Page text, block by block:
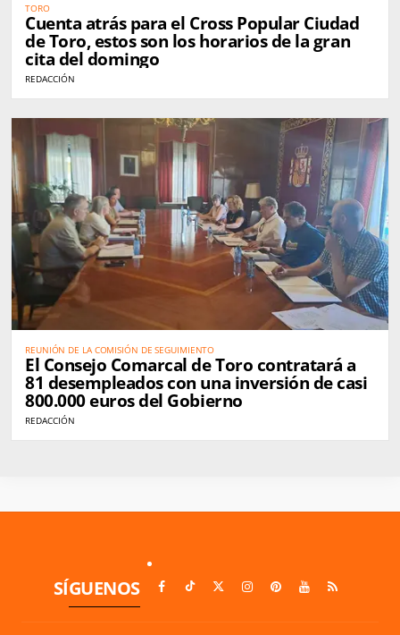
TORO
Cuenta atrás para el Cross Popular Ciudad
de Toro, estos son los horarios de la gran
cita del domingo
REDACCIÓN
REUNIÓN DE LA COMISIÓN DE SEGUIMIENTO
El Consejo Comarcal de Toro contratará a
81 desempleados con una inversión de casi
800.000 euros del Gobierno
REDACCIÓN
SÍGUENOS